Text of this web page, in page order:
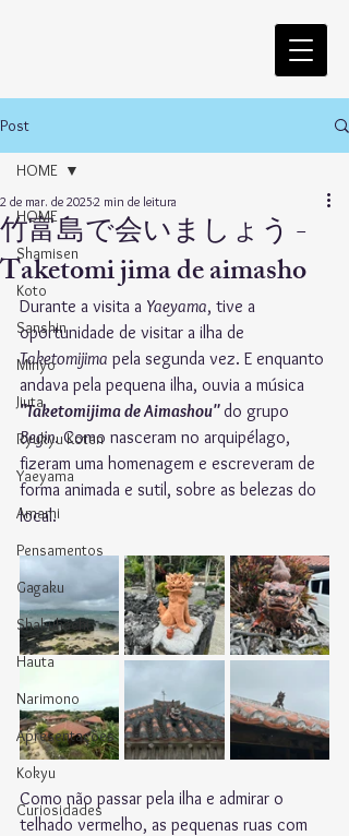
Post
HOME
Shamisen
Koto
Sanshin
Minyo
Jiuta
Ryukyu Koten
Yaeyama
Amami
Pensamentos
Gagaku
Shakuhachi
Hauta
Narimono
Apresentações
Kokyu
Curiosidades
HOME
竹富島で会いましょう -
Taketomi jima de aimasho
2 de mar. de 20252 min de leitura
Durante a visita a Yaeyama, tive a
oportunidade de visitar a ilha de
Taketomijima pela segunda vez. E enquanto
andava pela pequena ilha, ouvia a música
"Taketomijima de Aimashou" do grupo
Begin. Como nasceram no arquipélago,
fizeram uma homenagem e escreveram de
forma animada e sutil, sobre as belezas do
local.
Como não passar pela ilha e admirar o
telhado vermelho, as pequenas ruas com